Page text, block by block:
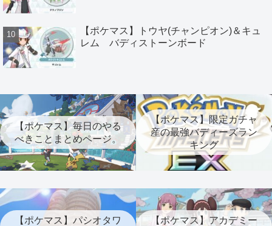
【ポケマス】トウヤ(チャンピオン)＆キュ
レム バディストーンボード
【ポケマス】毎日のやる
べきことまとめページ。
【ポケマス】限定ガチャ
産の最強バディーズラン
キング
【ポケマス】パシオタワ
【ポケマス】アカデミー